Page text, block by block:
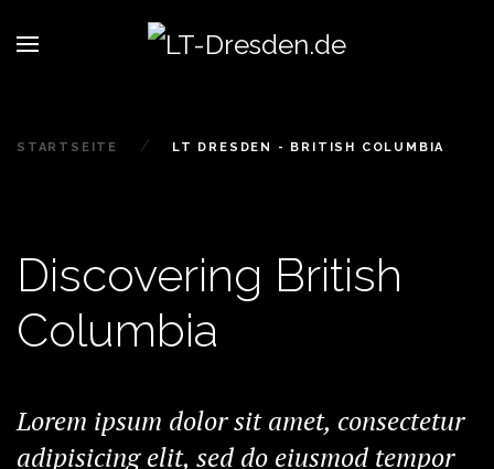
STARTSEITE LT DRESDEN - BRITISH COLUMBIA
Discovering British
Columbia
Lorem ipsum dolor sit amet, consectetur
adipisicing elit, sed do eiusmod tempor